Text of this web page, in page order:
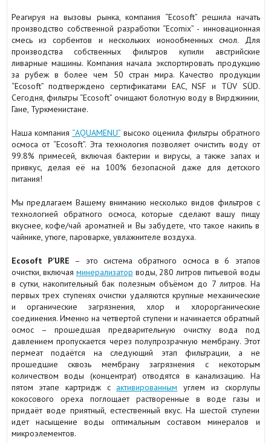
Реагируя на вызовы рынка, компания “Ecosoft” решила начать
производство собственной разработки “Ecomix” - инновационная
смесь из сорбентов и нескольких ионообменных смол. Для
производства собственных фильтров купили австрийские
ливарные машины. Компания начала экспортировать продукцию
за рубеж в более чем 50 стран мира. Качество продукции
“Ecosoft” подтверждено сертификатами EAC, NSF и TÜV SÜD.
Сегодня, фильтры “Ecosoft” очищают болотную воду в Вирджинии,
Гане, Туркменистане.
Наша компания “AQUAMENU”высоко оценила фильтры обратного
осмоса от “Ecosoft”. Эта технология позволяет очистить воду от
99.8% примесей, включая бактерии и вирусы, а также запах и
привкус, делая её на 100% безопасной даже для детского
питания!
Мы предлагаем Вашему вниманию несколько видов фильтров с
технологией обратного осмоса, которые сделают вашу пищу
вкуснее, кофе/чай ароматней и Вы забудете, что такое накипь в
чайнике, утюге, пароварке, увлажнителе воздуха.
Ecosoft P’URE – это система обратного осмоса в 6 этапов
очистки, включая минерализатор воды, 280 литров питьевой воды
в сутки, накопительный бак полезным объёмом до 7 литров. На
первых трех ступенях очистки удаляются крупные механические
и органические загрязнения, хлор и хлорорганические
соединения. Именно на четвертой ступени и начинается обратный
осмос – прошедшая предварительную очистку вода под
давлением пропускается через полупрозрачную мембрану. Этот
пермеат подаётся на следующий этап фильтрации, а не
прошедшие сквозь мембрану загрязнения с некоторым
количеством воды (концентрат) отводятся в канализацию. На
пятом этапе картридж с активированным углем из скорлупы
кокосового ореха поглощает растворенные в воде газы и
придаёт воде приятный, естественный вкус. На шестой ступени
идет насыщение воды оптимальным составом минералов и
микроэлементов.